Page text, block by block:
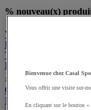
% nouveau(x)
Voir mon panier
Poursuivre mes achats
Tous nos produits
Promotions
Offre responsable
Nos services
Bienvenue chez Casal
Vous offrir une visite sur-
En cliquant sur le bouton «